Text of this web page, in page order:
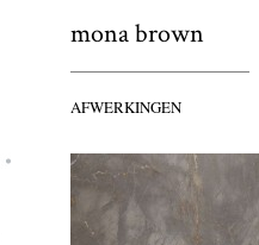
mona brown
AFWERKINGEN